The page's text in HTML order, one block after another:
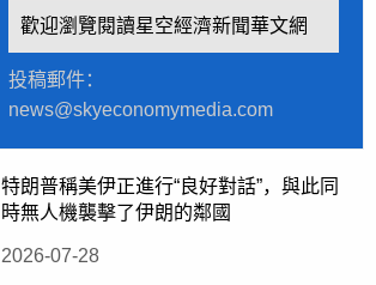
歡迎瀏覽閱讀星空經濟新聞華文網
投稿郵件：
news@skyeconomymedia.com
特朗普稱美伊正進行“良好對話”，與此同
時無人機襲擊了伊朗的鄰國
2026-07-28